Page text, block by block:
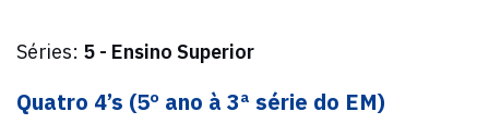
Séries: 5 - Ensino Superior
Quatro 4’s (5º ano à 3ª série do EM)